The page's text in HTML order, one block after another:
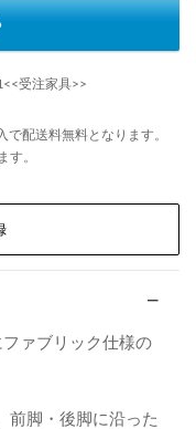
受注家具>>
配送料無料となります。
。
ァブリック仕様の
前脚・後脚に沿った